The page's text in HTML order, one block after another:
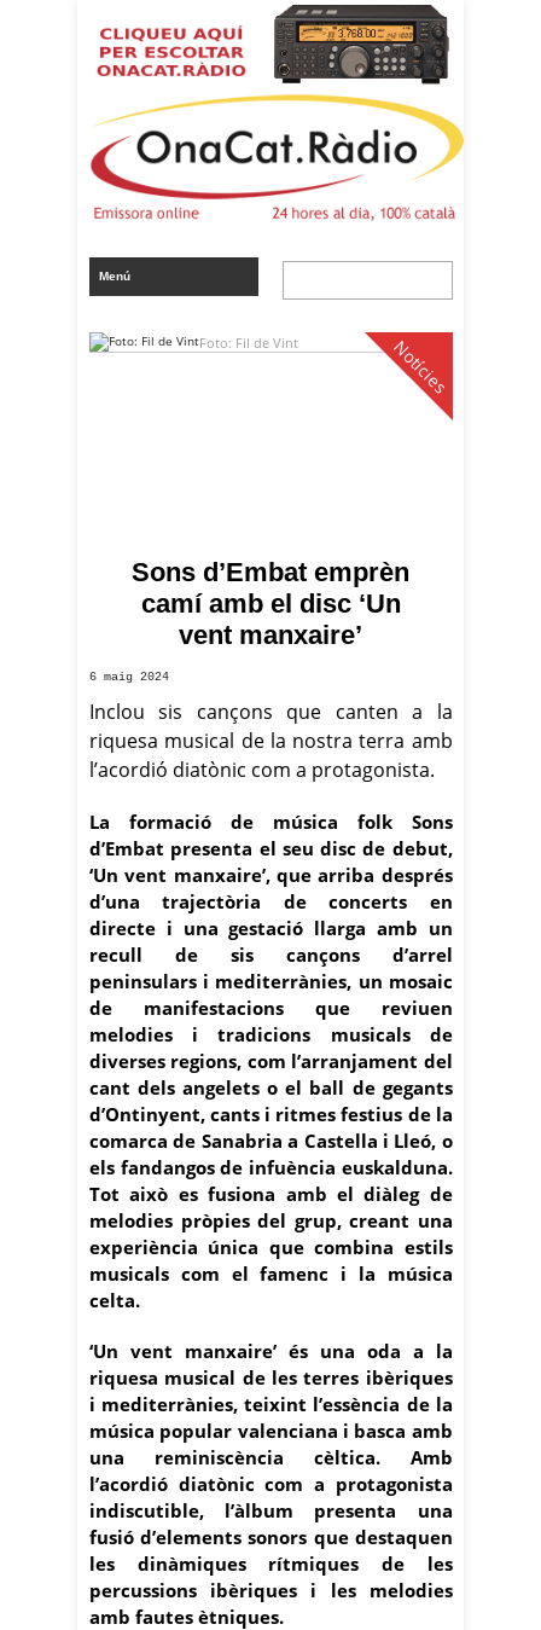
Notícies
Foto: Fil de Vint
Sons d’Embat emprèn
camí amb el disc ‘Un
vent manxaire’
6 maig 2024
Inclou sis cançons que canten a la
riquesa musical de la nostra terra amb
l’acordió diatònic com a protagonista.
La formació de música folk Sons
d’Embat presenta el seu disc de debut,
‘Un vent manxaire’, que arriba després
d’una trajectòria de concerts en
directe i una gestació llarga amb un
recull de sis cançons d’arrel
peninsulars i mediterrànies, un mosaic
de manifestacions que reviuen
melodies i tradicions musicals de
diverses regions, com l’arranjament del
cant dels angelets o el ball de gegants
d’Ontinyent, cants i ritmes festius de la
comarca de Sanabria a Castella i Lleó, o
els fandangos de infuència euskalduna.
Tot això es fusiona amb el diàleg de
melodies pròpies del grup, creant una
experiència única que combina estils
musicals com el famenc i la música
celta.
‘Un vent manxaire’ és una oda a la
riquesa musical de les terres ibèriques
i mediterrànies, teixint l’essència de la
música popular valenciana i basca amb
una reminiscència cèltica. Amb
l’acordió diatònic com a protagonista
indiscutible, l’àlbum presenta una
fusió d’elements sonors que destaquen
les dinàmiques rítmiques de les
percussions ibèriques i les melodies
amb fautes ètniques.